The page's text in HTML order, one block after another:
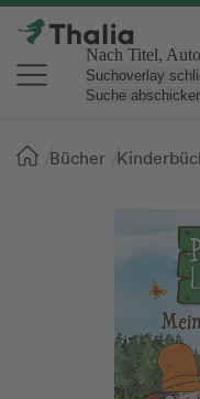
Nach Titel,
Suchoverlay
Suche
Sie
sind
Bücher